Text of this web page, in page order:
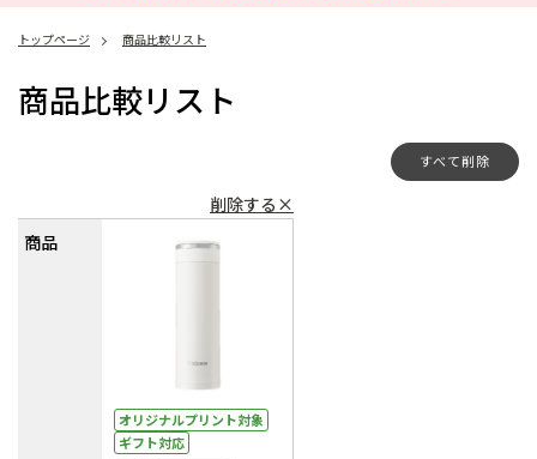
トップページ 商品比較リスト
商品比較リスト
すべて削除
商品
削除する×
オリジナルプリント対象
ギフト対応